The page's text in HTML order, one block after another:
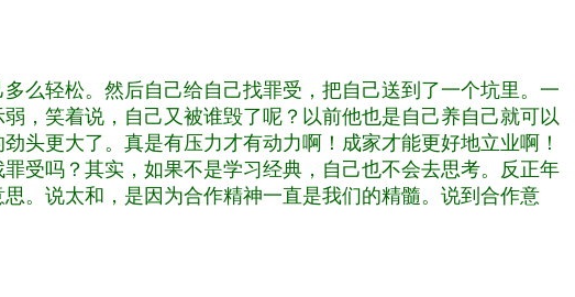
么轻松。然后自己给自己找罪受，把自己送到了一个坑里。一
，笑着说，自己又被谁毁了呢？以前他也是自己养自己就可以
头更大了。真是有压力才有动力啊！成家才能更好地立业啊！
受吗？其实，如果不是学习经典，自己也不会去思考。反正年
。说太和，是因为合作精神一直是我们的精髓。说到合作意